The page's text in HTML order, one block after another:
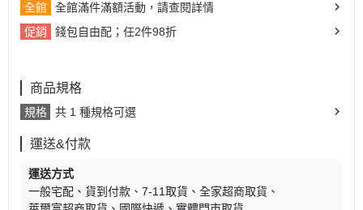
全館
全館滿件滿額活動，請查閱詳情
促銷
錢包自由配；任2件98折
商品規格
規格 共 1 種規格可選
運送&付款
運送方式
一般宅配
貨到付款 7-11取貨
全家超商取貨